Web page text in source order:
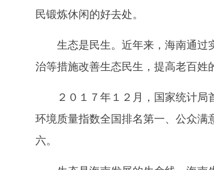
民锻炼休闲的好去处。
生态是民生。近年来，海南通过
治等措施改善生态民生，提高老百姓
２０１７年１２月，国家统计局
环境质量指数全国排名第一、公众
六。